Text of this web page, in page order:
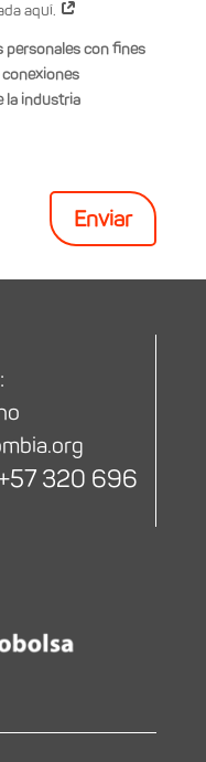
aquí.
personales con fines
la industria
Enviar
320 696